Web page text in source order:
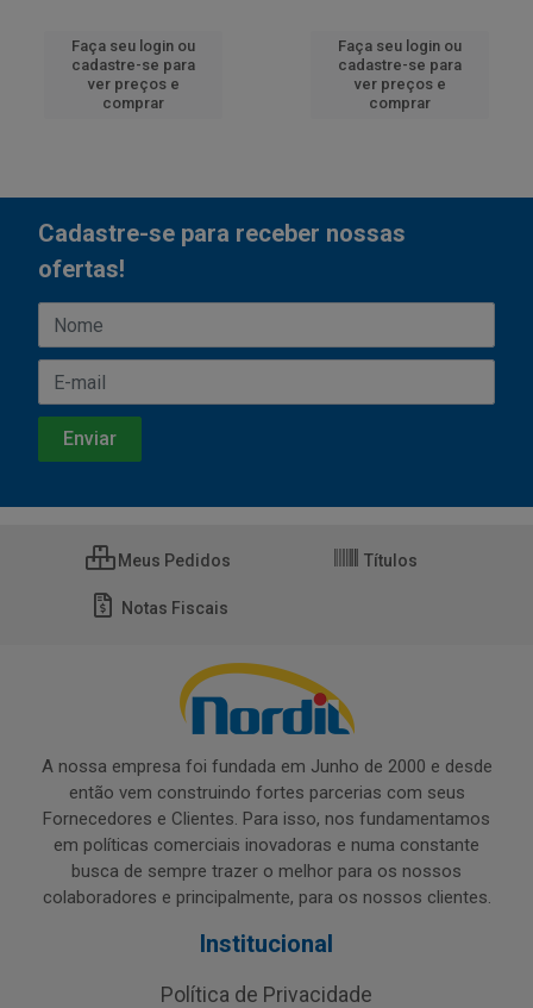
Faça seu login ou
cadastre-se para
ver preços e
comprar
Faça seu login ou
cadastre-se para
ver preços e
comprar
Cadastre-se para receber nossas
ofertas!
Meus Pedidos Títulos
Notas Fiscais
A nossa empresa foi fundada em Junho de 2000 e desde
então vem construindo fortes parcerias com seus
Fornecedores e Clientes. Para isso, nos fundamentamos
em políticas comerciais inovadoras e numa constante
busca de sempre trazer o melhor para os nossos
colaboradores e principalmente, para os nossos clientes.
Institucional
Política de Privacidade